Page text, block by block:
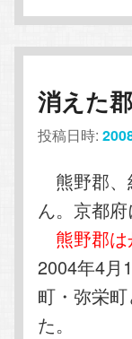
消えた
投稿日時:
熊野郡
ん。京都
熊野郡
2004年4月
町・弥栄
た。